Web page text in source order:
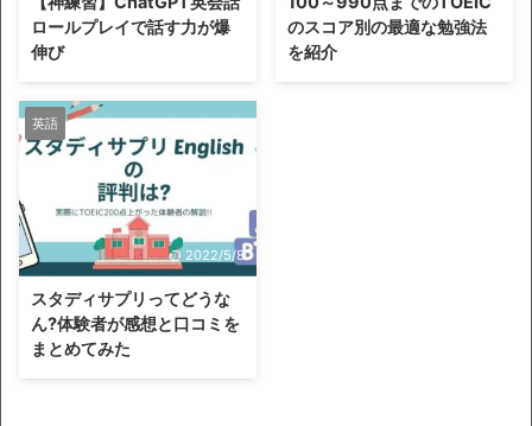
ロールプレイで話す力が爆
伸び
のスコア別の最適な勉強法
を紹介
英語
2022/5/8
スタディサプリってどうな
ん?体験者が感想と口コミを
まとめてみた